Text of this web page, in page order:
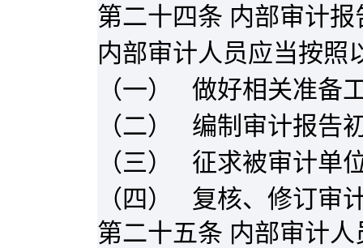
第二十四条 内部审计
内部审计人员应当按照
（一）
做好相关准备
（二）
编制审计报告
（三）
征求被审计单
（四）
复核、修订审
第二十五条 内部审计